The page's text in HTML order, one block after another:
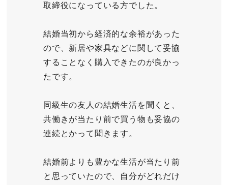
取締役になっている方でした。
結婚当初から経済的な余裕があった
ので、新居や家具などに関して妥協
することなく購入できたのが良かっ
たです。
同級生の友人の結婚生活を聞くと、
共働きが当たり前で買う物も妥協の
連続とかって聞きます。
結婚前よりも豊かな生活が当たり前
と思っていたので、自分がどれだけ